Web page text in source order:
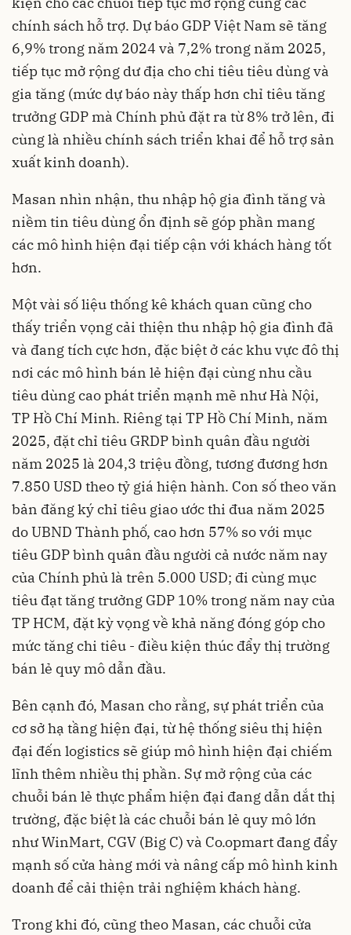
chính sách hỗ trợ. Dự báo GDP Việt Nam sẽ tăng
6,9% trong năm 2024 và 7,2% trong năm 2025,
tiếp tục mở rộng dư địa cho chi tiêu tiêu dùng và
gia tăng (mức dự báo này thấp hơn chỉ tiêu tăng
trưởng GDP mà Chính phủ đặt ra từ 8% trở lên, đi
cùng là nhiều chính sách triển khai để hỗ trợ sản
xuất kinh doanh).
Masan nhìn nhận, thu nhập hộ gia đình tăng và
niềm tin tiêu dùng ổn định sẽ góp phần mang
các mô hình hiện đại tiếp cận với khách hàng tốt
hơn.
Một vài số liệu thống kê khách quan cũng cho
thấy triển vọng cải thiện thu nhập hộ gia đình đã
và đang tích cực hơn, đặc biệt ở các khu vực đô thị
nơi các mô hình bán lẻ hiện đại cùng nhu cầu
tiêu dùng cao phát triển mạnh mẽ như Hà Nội,
TP Hồ Chí Minh. Riêng tại TP Hồ Chí Minh, năm
2025, đặt chỉ tiêu GRDP bình quân đầu người
năm 2025 là 204,3 triệu đồng, tương đương hơn
7.850 USD theo tỷ giá hiện hành. Con số theo văn
bản đăng ký chỉ tiêu giao ước thi đua năm 2025
do UBND Thành phố, cao hơn 57% so với mục
tiêu GDP bình quân đầu người cả nước năm nay
của Chính phủ là trên 5.000 USD; đi cùng mục
tiêu đạt tăng trưởng GDP 10% trong năm nay của
TP HCM, đặt kỳ vọng về khả năng đóng góp cho
mức tăng chi tiêu - điều kiện thúc đẩy thị trường
bán lẻ quy mô dẫn đầu.
Bên cạnh đó, Masan cho rằng, sự phát triển của
cơ sở hạ tầng hiện đại, từ hệ thống siêu thị hiện
đại đến logistics sẽ giúp mô hình hiện đại chiếm
lĩnh thêm nhiều thị phần. Sự mở rộng của các
chuỗi bán lẻ thực phẩm hiện đại đang dẫn dắt thị
trường, đặc biệt là các chuỗi bán lẻ quy mô lớn
như WinMart, CGV (Big C) và Co.opmart đang đẩy
mạnh số cửa hàng mới và nâng cấp mô hình kinh
doanh để cải thiện trải nghiệm khách hàng.
Trong khi đó, cũng theo Masan, các chuỗi cửa